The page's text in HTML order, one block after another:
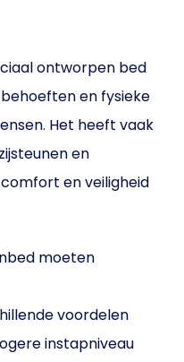
ontworpen bed
en fysieke
Het heeft vaak
en
en veiligheid
moeten
voordelen
instapniveau